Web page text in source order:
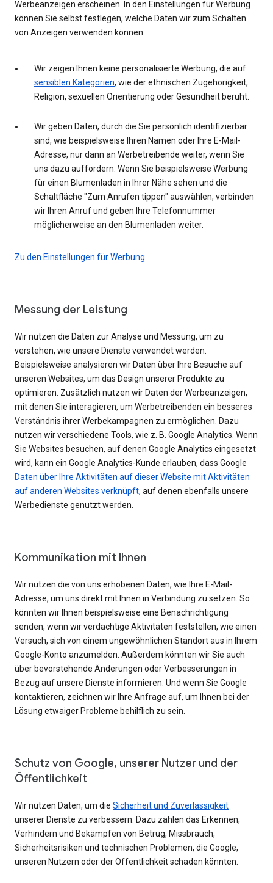
Werbeanzeigen erscheinen. In den Einstellungen für Werbung
können Sie selbst festlegen, welche Daten wir zum Schalten
von Anzeigen verwenden können.
Wir zeigen Ihnen keine personalisierte Werbung, die auf
sensiblen Kategorien, wie der ethnischen Zugehörigkeit,
Religion, sexuellen Orientierung oder Gesundheit beruht.
Wir geben Daten, durch die Sie persönlich identifizierbar
sind, wie beispielsweise Ihren Namen oder Ihre E-Mail-
Adresse, nur dann an Werbetreibende weiter, wenn Sie
uns dazu auffordern. Wenn Sie beispielsweise Werbung
für einen Blumenladen in Ihrer Nähe sehen und die
Schaltfläche "Zum Anrufen tippen" auswählen, verbinden
wir Ihren Anruf und geben Ihre Telefonnummer
möglicherweise an den Blumenladen weiter.
Zu den Einstellungen für Werbung
Messung der Leistung
Wir nutzen die Daten zur Analyse und Messung, um zu
verstehen, wie unsere Dienste verwendet werden.
Beispielsweise analysieren wir Daten über Ihre Besuche auf
unseren Websites, um das Design unserer Produkte zu
optimieren. Zusätzlich nutzen wir Daten der Werbeanzeigen,
mit denen Sie interagieren, um Werbetreibenden ein besseres
Verständnis ihrer Werbekampagnen zu ermöglichen. Dazu
nutzen wir verschiedene Tools, wie z. B. Google Analytics. Wenn
Sie Websites besuchen, auf denen Google Analytics eingesetzt
wird, kann ein Google Analytics-Kunde erlauben, dass Google
Daten über Ihre Aktivitäten auf dieser Website mit Aktivitäten
auf anderen Websites verknüpft, auf denen ebenfalls unsere
Werbedienste genutzt werden.
Kommunikation mit Ihnen
Wir nutzen die von uns erhobenen Daten, wie Ihre E-Mail-
Adresse, um uns direkt mit Ihnen in Verbindung zu setzen. So
könnten wir Ihnen beispielsweise eine Benachrichtigung
senden, wenn wir verdächtige Aktivitäten feststellen, wie einen
Versuch, sich von einem ungewöhnlichen Standort aus in Ihrem
Google-Konto anzumelden. Außerdem könnten wir Sie auch
über bevorstehende Änderungen oder Verbesserungen in
Bezug auf unsere Dienste informieren. Und wenn Sie Google
kontaktieren, zeichnen wir Ihre Anfrage auf, um Ihnen bei der
Lösung etwaiger Probleme behilflich zu sein.
Schutz von Google, unserer Nutzer und der
Öffentlichkeit
Wir nutzen Daten, um die Sicherheit und Zuverlässigkeit
unserer Dienste zu verbessern. Dazu zählen das Erkennen,
Verhindern und Bekämpfen von Betrug, Missbrauch,
Sicherheitsrisiken und technischen Problemen, die Google,
unseren Nutzern oder der Öffentlichkeit schaden könnten.